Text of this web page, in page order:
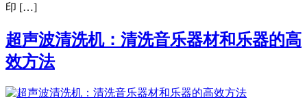
印 […]
超声波清洗机：清洗音乐器材和乐器的高
效方法